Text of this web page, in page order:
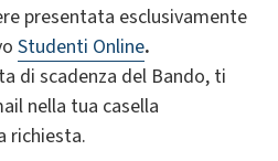
presentata esclusivamente
Studenti Online.
di scadenza del Bando, ti
nella tua casella
richiesta.